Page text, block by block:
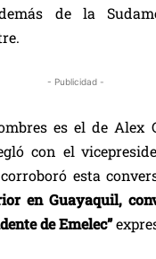
de la
- Publicidad -
es el de Alex
con el
esta
en Guayaquil,
de Emelec”